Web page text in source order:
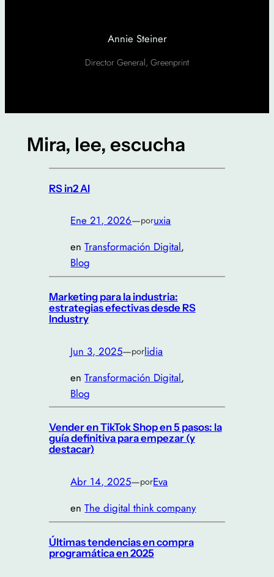
Annie Steiner
Director General, Greenprint
Mira, lee, escucha
RS in2 AI
Ene 21, 2026—poruxia
enTransformación Digital
Blog
Marketing para la industria:
estrategias efectivas desde RS
Industry
Jun 3, 2025—porlidia
enTransformación Digital
Blog
Vender en TikTok Shop en 5 pasos: la
guía definitiva para empezar (y
destacar)
Abr 14, 2025—porEva
enThe digital think company
Últimas tendencias en compra
programática en 2025